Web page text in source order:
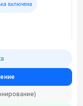
включена